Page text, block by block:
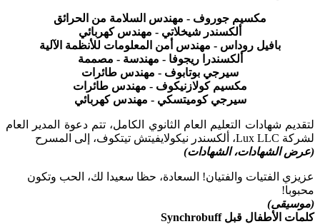
مكسيم جوروف - مهندس السلامة من الحرائق
ألكسندر شيخلاتي - مهندس كهربائي
بافيل روداس - مهندس أمن المعلومات للأنظمة الآلية
ألكسندرا ريجوفا - مهندسة - مصممة
سيرجي بوتابوف - مهندس طائرات
مكسيم كولازنيكوف - مهندس طائرات
سيرجي كوميتسكي - مهندس كهربائي
لتقديم شهادات التعليم العام الثانوي الكامل، تتم دعوة المدير العام
لشركة Lux LLC، ألكسندر نيكولايفيتش تيتكوف، إلى المسرح
(عرض الشهادات، الشهادات)
عزيزي الفتيات والفتيان! السعادة، حظا سعيدا لك، الحب وتكون
محبوبا!
(موسيقى)
كلمات الأطفال قبل Synchrobuff